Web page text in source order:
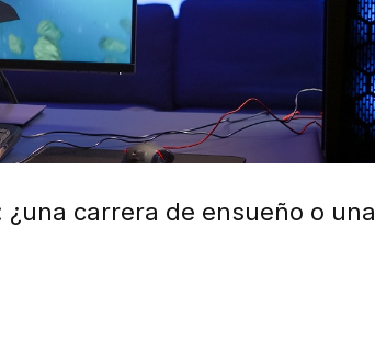
carrera de ensueño o una